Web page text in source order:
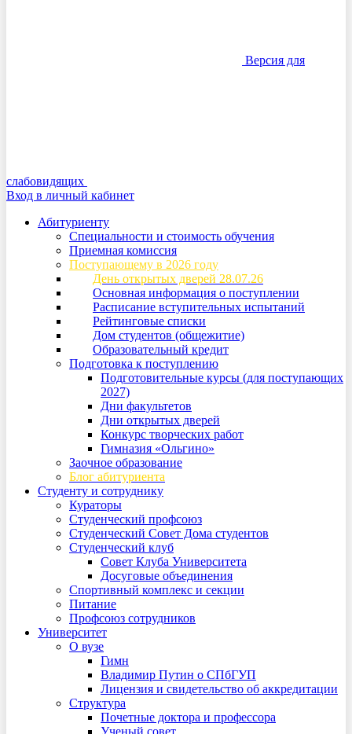
Версия для
слабовидящих
Вход в личный кабинет
Абитуриенту
Специальности и стоимость обучения
Приемная комиссия
Поступающему в 2026 году
День открытых дверей 28.07.26
Основная информация о поступлении
Расписание вступительных испытаний
Рейтинговые списки
Дом студентов (общежитие)
Образовательный кредит
Подготовка к поступлению
Подготовительные курсы (для поступающих
2027)
Дни факультетов
Дни открытых дверей
Конкурс творческих работ
Гимназия «Ольгино»
Заочное образование
Блог абитуриента
Студенту и сотруднику
Кураторы
Студенческий профсоюз
Студенческий Совет Дома студентов
Студенческий клуб
Совет Клуба Университета
Досуговые объединения
Спортивный комплекс и секции
Питание
Профсоюз сотрудников
Университет
О вузе
Гимн
Владимир Путин о СПбГУП
Лицензия и свидетельство об аккредитации
Структура
Почетные доктора и профессора
Ученый совет